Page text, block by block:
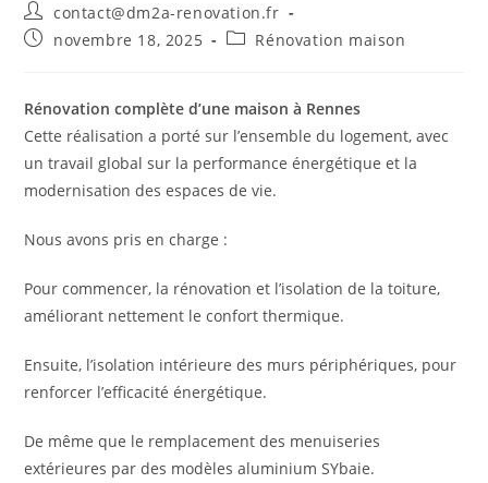
contact@dm2a-renovation.fr
novembre 18, 2025
Rénovation maison
Rénovation complète d’une maison à Rennes
Cette réalisation a porté sur l’ensemble du logement, avec
un travail global sur la performance énergétique et la
modernisation des espaces de vie.
Nous avons pris en charge :
Pour commencer, la rénovation et l’isolation de la toiture,
améliorant nettement le confort thermique.
Ensuite, l’isolation intérieure des murs périphériques, pour
renforcer l’efficacité énergétique.
De même que le remplacement des menuiseries
extérieures par des modèles aluminium SYbaie.